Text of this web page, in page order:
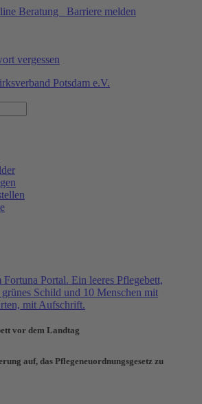
Beratung Barriere melden
vergessen
vor dem Landtag
auf, das Pflegeneuordnungsgesetz zu